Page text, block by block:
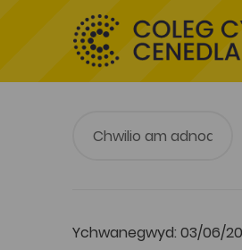
Ychwanegwyd: 03/06/